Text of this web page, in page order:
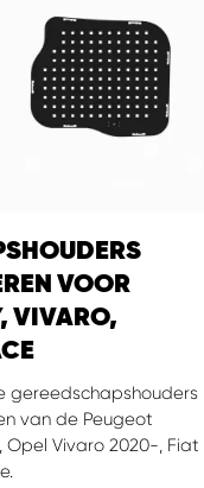
VOOR
VIVARO,
gereedschapshouders
van de Peugeot
Opel Vivaro 2020-, Fiat